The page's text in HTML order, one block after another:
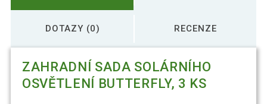
DOTAZY (0) RECENZE
ZAHRADNÍ SADA SOLÁRNÍHO
OSVĚTLENÍ BUTTERFLY, 3 KS